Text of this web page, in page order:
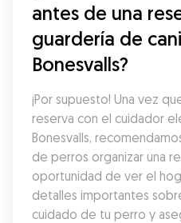
antes de una
guardería de
Bonesvalls?
¡Por supuesto! Una vez
reserva con el cuidador
Bonesvalls,
de perros organizar una
oportunidad de ver el
detalles importantes
cuidado de tu perro y